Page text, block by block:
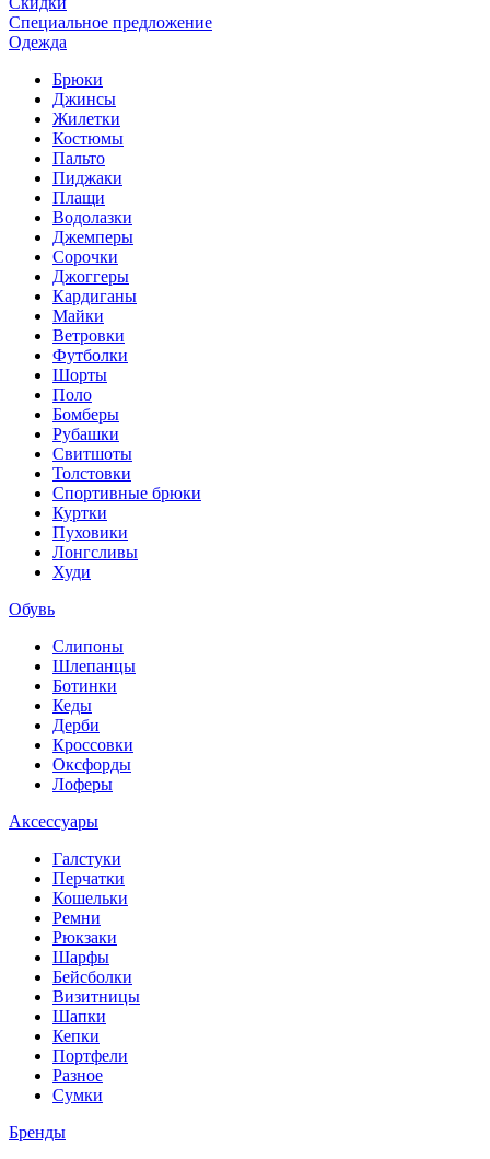
Специальное предложение
Одежда
Брюки
Джинсы
Жилетки
Костюмы
Пальто
Пиджаки
Плащи
Водолазки
Джемперы
Сорочки
Джоггеры
Кардиганы
Майки
Ветровки
Футболки
Шорты
Поло
Бомберы
Рубашки
Свитшоты
Толстовки
Спортивные брюки
Куртки
Пуховики
Лонгсливы
Худи
Обувь
Слипоны
Шлепанцы
Ботинки
Кеды
Дерби
Кроссовки
Оксфорды
Лоферы
Аксессуары
Галстуки
Перчатки
Кошельки
Ремни
Рюкзаки
Шарфы
Бейсболки
Визитницы
Шапки
Кепки
Портфели
Разное
Сумки
Бренды